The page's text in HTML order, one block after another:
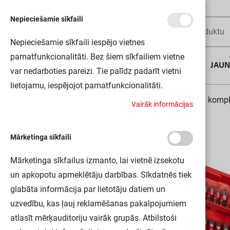
Skrūvgriežu uzgaļu
Nepieciešamie sīkfaili
Nepieciešamie sīkfaili iespējo vietnes
pamatfunkcionalitāti. Bez šiem sīkfailiem vietne
var nedarboties pareizi. Tie palīdz padarīt vietni
lietojamu, iespējojot pamatfunkcionalitāti.
Vairāk informācijas
Mārketinga sīkfaili
Mārketinga sīkfailus izmanto, lai vietnē izsekotu
un apkopotu apmeklētāju darbības. Sīkdatnēs tiek
glabāta informācija par lietotāju datiem un
uzvedību, kas ļauj reklamēšanas pakalpojumiem
atlasīt mērķauditoriju vairāk grupās. Atbilstoši